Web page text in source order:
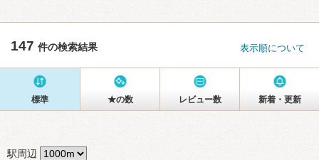
147 件の検索結果 表示順について
標準 ★の数 レビュー数 新着・更新
駅周辺